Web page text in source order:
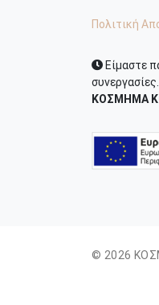
Πολιτική
Είμαστε
ΚΟΣΜΗΜΑ
© 2026